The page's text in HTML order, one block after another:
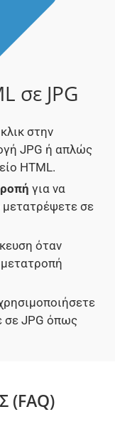
σε JPG
στην
JPG ή απλώς
HTML.
για να
μετατρέψετε σε
όταν
μετατροπή
σε JPG όπως
(FAQ)